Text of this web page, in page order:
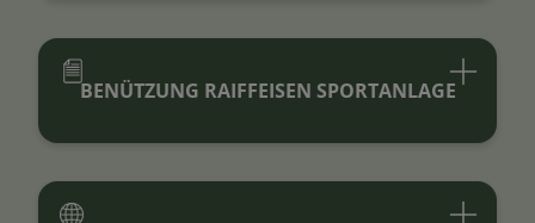
BENÜTZUNG RAIFFEISEN SPORTANLAGE